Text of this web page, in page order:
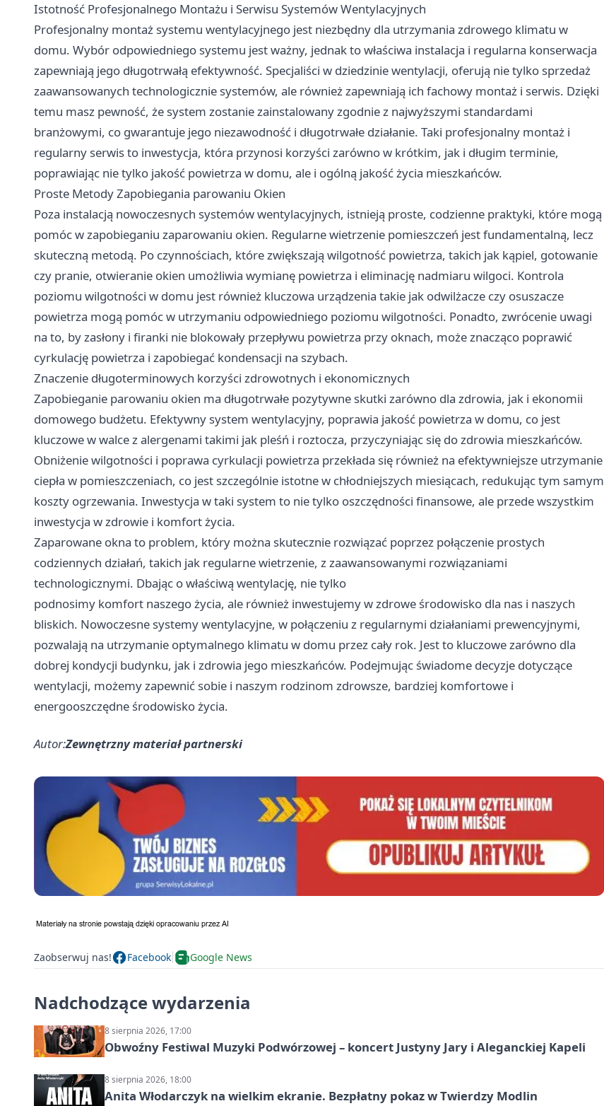
Istotność Profesjonalnego Montażu i Serwisu Systemów Wentylacyjnych
Profesjonalny montaż systemu wentylacyjnego jest niezbędny dla utrzymania zdrowego klimatu w
domu. Wybór odpowiedniego systemu jest ważny, jednak to właściwa instalacja i regularna konserwacja
zapewniają jego długotrwałą efektywność. Specjaliści w dziedzinie wentylacji, oferują nie tylko sprzedaż
zaawansowanych technologicznie systemów, ale również zapewniają ich fachowy montaż i serwis. Dzięki
temu masz pewność, że system zostanie zainstalowany zgodnie z najwyższymi standardami
branżowymi, co gwarantuje jego niezawodność i długotrwałe działanie. Taki profesjonalny montaż i
regularny serwis to inwestycja, która przynosi korzyści zarówno w krótkim, jak i długim terminie,
poprawiając nie tylko jakość powietrza w domu, ale i ogólną jakość życia mieszkańców.
Proste Metody Zapobiegania parowaniu Okien
Poza instalacją nowoczesnych systemów wentylacyjnych, istnieją proste, codzienne praktyki, które mogą
pomóc w zapobieganiu zaparowaniu okien. Regularne wietrzenie pomieszczeń jest fundamentalną, lecz
skuteczną metodą. Po czynnościach, które zwiększają wilgotność powietrza, takich jak kąpiel, gotowanie
czy pranie, otwieranie okien umożliwia wymianę powietrza i eliminację nadmiaru wilgoci. Kontrola
poziomu wilgotności w domu jest również kluczowa urządzenia takie jak odwilżacze czy osuszacze
powietrza mogą pomóc w utrzymaniu odpowiedniego poziomu wilgotności. Ponadto, zwrócenie uwagi
na to, by zasłony i firanki nie blokowały przepływu powietrza przy oknach, może znacząco poprawić
cyrkulację powietrza i zapobiegać kondensacji na szybach.
Znaczenie długoterminowych korzyści zdrowotnych i ekonomicznych
Zapobieganie parowaniu okien ma długotrwałe pozytywne skutki zarówno dla zdrowia, jak i ekonomii
domowego budżetu. Efektywny system wentylacyjny, poprawia jakość powietrza w domu, co jest
kluczowe w walce z alergenami takimi jak pleśń i roztocza, przyczyniając się do zdrowia mieszkańców.
Obniżenie wilgotności i poprawa cyrkulacji powietrza przekłada się również na efektywniejsze utrzymanie
ciepła w pomieszczeniach, co jest szczególnie istotne w chłodniejszych miesiącach, redukując tym samym
koszty ogrzewania. Inwestycja w taki system to nie tylko oszczędności finansowe, ale przede wszystkim
inwestycja w zdrowie i komfort życia.
Zaparowane okna to problem, który można skutecznie rozwiązać poprzez połączenie prostych
codziennych działań, takich jak regularne wietrzenie, z zaawansowanymi rozwiązaniami
technologicznymi. Dbając o właściwą wentylację, nie tylko
podnosimy komfort naszego życia, ale również inwestujemy w zdrowe środowisko dla nas i naszych
bliskich. Nowoczesne systemy wentylacyjne, w połączeniu z regularnymi działaniami prewencyjnymi,
pozwalają na utrzymanie optymalnego klimatu w domu przez cały rok. Jest to kluczowe zarówno dla
dobrej kondycji budynku, jak i zdrowia jego mieszkańców. Podejmując świadome decyzje dotyczące
wentylacji, możemy zapewnić sobie i naszym rodzinom zdrowsze, bardziej komfortowe i
energooszczędne środowisko życia.
Autor:Zewnętrzny materiał partnerski
Zaobserwuj nas! Facebook Google News
Nadchodzące wydarzenia
8 sierpnia 2026, 17:00
Obwoźny Festiwal Muzyki Podwórzowej – koncert Justyny Jary i Aleganckiej Kapeli
8 sierpnia 2026, 18:00
Anita Włodarczyk na wielkim ekranie. Bezpłatny pokaz w Twierdzy Modlin